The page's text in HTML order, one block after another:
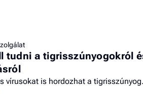
tudni a tigrisszúnyogokról
vírusokat is hordozhat a tigrisszúnyog.